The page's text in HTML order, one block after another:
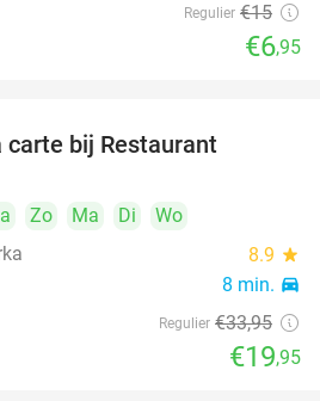
Regulier €15
€6,95
carte bij Restaurant
Zo Ma Di
Wo
8.9 star
8 min. directions_car
Regulier €33,95
€19,95